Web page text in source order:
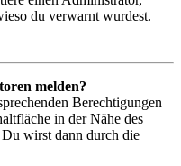
du verwarnt wurdest.
melden?
Berechtigungen
in der Nähe des
wirst dann durch die